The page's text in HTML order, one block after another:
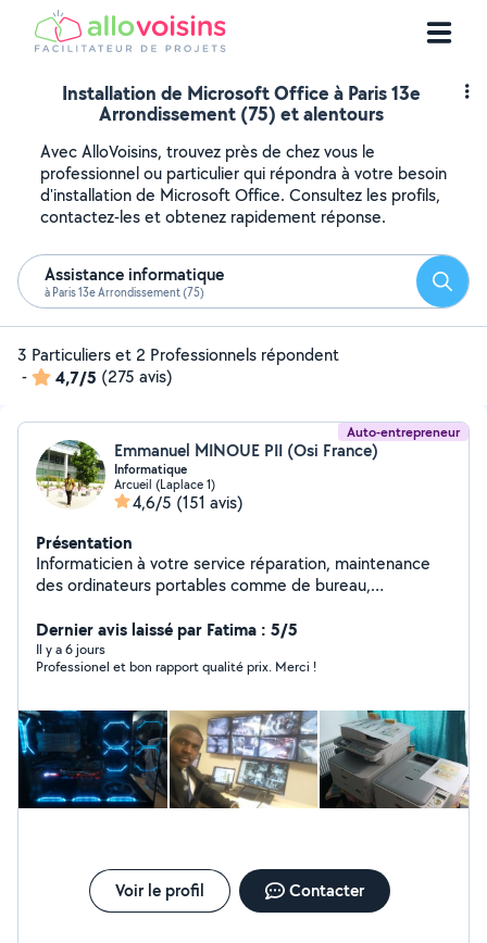
Installation de Microsoft Office à Paris 13e
Arrondissement (75) et alentours
Avec AlloVoisins, trouvez près de chez vous le
professionnel ou particulier qui répondra à votre besoin
d'installation de Microsoft Office. Consultez les profils,
contactez-les et obtenez rapidement réponse.
Assistance informatique
à Paris 13e Arrondissement (75)
3 Particuliers et 2 Professionnels répondent
-
4,7/5 (275 avis)
Auto-entrepreneur
Emmanuel MINOUE PII (Osi France)
Informatique
Arcueil (Laplace 1)
4,6/5 (151 avis)
Présentation
Informaticien à votre service réparation, maintenance
des ordinateurs portables comme de bureau,
la vidéosurveillance et bien d'autres. Le conseil lors de
l'achat de votre matériel Informatique.
Dernier avis laissé par Fatima : 5/5
Il y a 6 jours
Professionel et bon rapport qualité prix. Merci !
Voir le profil Contacter